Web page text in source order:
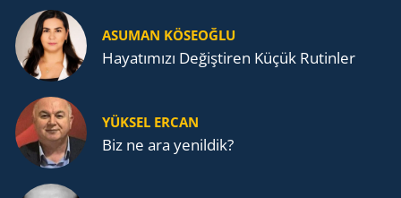
ASUMAN KÖSEOĞLU
Ha­ya­tı­mı­zı De­ğiş­ti­ren Küçük Ru­tin­ler
YÜKSEL ERCAN
Biz ne ara yenildik?